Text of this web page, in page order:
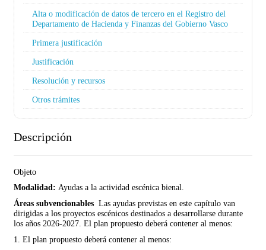
Alta o modificación de datos de tercero en el Registro del
Departamento de Hacienda y Finanzas del Gobierno Vasco
Primera justificación
Justificación
Resolución y recursos
Otros trámites
Descripción
Objeto
Modalidad: Ayudas a la actividad escénica bienal.
Áreas subvencionables Las ayudas previstas en este capítulo van
dirigidas a los proyectos escénicos destinados a desarrollarse durante
los años 2026-2027. El plan propuesto deberá contener al menos:
1. El plan propuesto deberá contener al menos: